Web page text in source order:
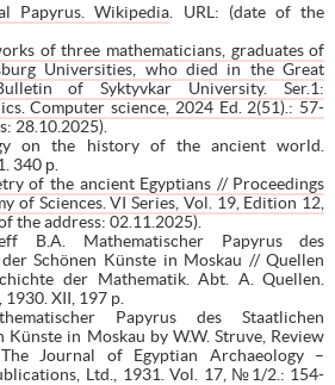
Papyrus. Wikipedia . URL: (date of the
of three mathematicians, graduates of
Universities, who died in the Great
of Syktyvkar University. Ser.1:
Computer science, 2024 Ed. 2(51).: 57-
28.10.2025).
on the history of the ancient world.
340 р.
of the ancient Egyptians // Proceedings
of Sciences. VI Series, Vol. 19, Edition 12,
the address: 02.11.2025).
B.A. Mathematischer Papyrus des
Schönen Künste in Moskau // Quellen
der Mathematik. Abt. A. Quellen.
XII, 197 p.
Papyrus des Staatlichen
Künste in Moskau by W.W. Struve, Review
Journal of Egyptian Archaeology –
Ltd., 1931. Vol. 17, №1/2.: 154-